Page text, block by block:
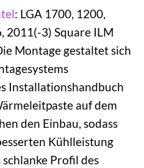
: LGA 1700, 1200,
2011(-3) Square ILM
Montage gestaltet sich
Installationshandbuch
auf dem
den Einbau, sodass
Kühlleistung
Profil des